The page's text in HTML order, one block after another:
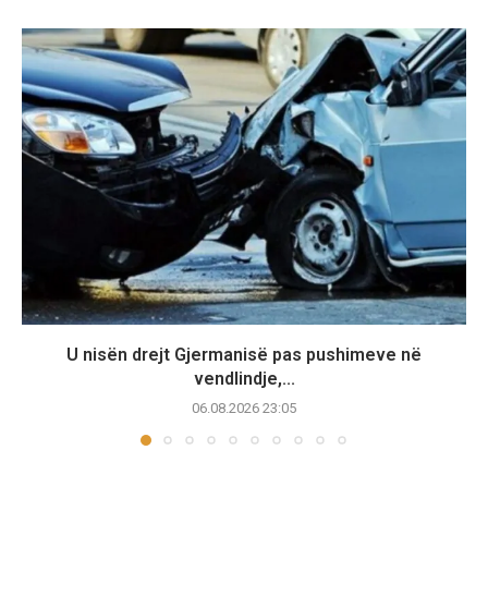
U nisën drejt Gjermanisë pas pushimeve në
vendlindje,...
06.08.2026 23:05